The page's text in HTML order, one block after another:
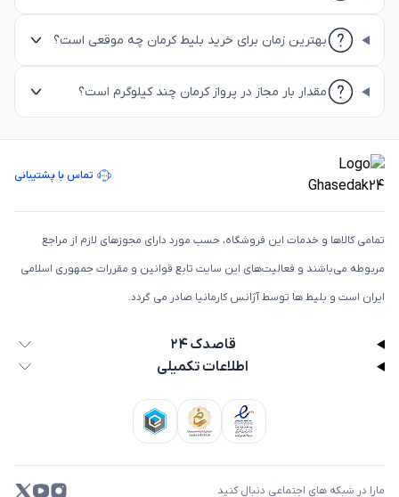
بهترین زمان برای خرید بلیط کرمان چه موقعی است؟
مقدار بار مجاز در پرواز کرمان چند کیلوگرم است؟
تماس با پشتیبانی
تمامی كالاها و خدمات اين فروشگاه، حسب مورد دارای مجوزهای لازم از مراجع
مربوطه می‌باشند و فعاليت‌های اين سايت تابع قوانين و مقررات جمهوری اسلامی
ايران است و بلیط ها توسط آژانس کارمانیا صادر می گردد.
قاصدک ۲۴
اطلاعات تکمیلی
مارا در شبکه های اجتماعی دنبال کنید